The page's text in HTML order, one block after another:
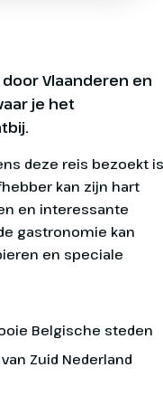
Vlaanderen en
je het
deze reis bezoekt is
kan zijn hart
en interessante
gastronomie kan
en speciale
Belgische steden
Zuid Nederland
wij je van
boord van de
uitgepakt zal in